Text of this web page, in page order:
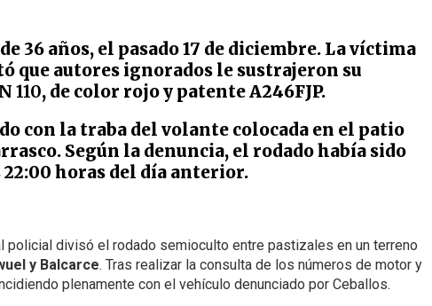
36 años, el pasado 17 de diciembre. La víctima
que autores ignorados le sustrajeron su
110, de color rojo y patente A246FJP.
con la traba del volante colocada en el patio
Según la denuncia, el rodado había sido
horas del día anterior.
policial divisó el rodado semioculto entre pastizales en un terreno
y Balcarce. Tras realizar la consulta de los números de motor y
plenamente con el vehículo denunciado por Ceballos.